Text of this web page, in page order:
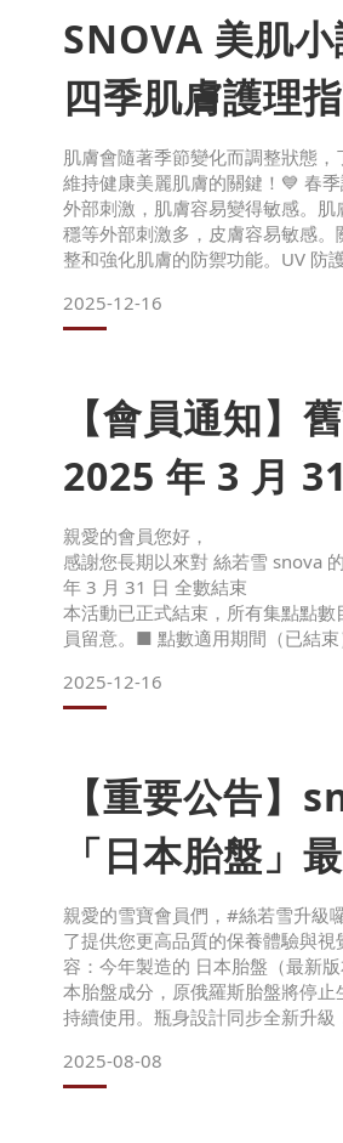
SNOVA 美肌
四季肌膚護理
肌膚會隨著季節變化而調整狀態
維持健康美麗肌膚的關鍵！💙 春
外部刺激，肌膚容易變得敏感。
穩等外部刺激多，皮膚容易敏感
整和強化肌膚的防禦功能。UV 防
的紫外線會導致肌膚缺水。肌膚狀
2025-12-16
【會員通知】
2025 年 3 月
親愛的會員您好，
感謝您長期以來對 絲若雪 snova
年 3 月 31 日 全數結束
本活動已正式結束，所有集點點
員留意。■ 點數適用期間（已結束
2022/1/1～2025/3/31⚠️ 重要說明
・活動結束後，所有點數已清空，
2025-12-16
【重要公告】
「日本胎盤」
親愛的雪寶會員們，#絲若雪升級
了提供您更高品質的保養體驗與
容：今年製造的 日本胎盤（最新
本胎盤成分，原俄羅斯胎盤將停
持續使用。瓶身設計同步全新升
新版本）胎盤洗面乳胎盤卸妝乳
2025-08-08